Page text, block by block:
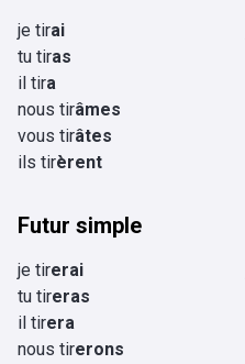
je tirai
tu tiras
il tira
nous tirâmes
vous tirâtes
ils tirèrent
Futur simple
je tirerai
tu tireras
il tirera
nous tirerons